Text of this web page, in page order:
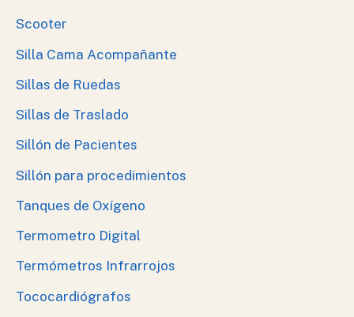
Scooter
Silla Cama Acompañante
Sillas de Ruedas
Sillas de Traslado
Sillón de Pacientes
Sillón para procedimientos
Tanques de Oxígeno
Termometro Digital
Termómetros Infrarrojos
Tococardiógrafos